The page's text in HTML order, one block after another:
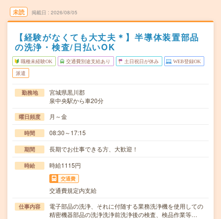
未読 掲載日 2026/08/05
【経験がなくても大丈夫＊】半導体装置部品
の洗浄・検査/日払いOK
職種未経験OK 交通費別途支給あり 土日祝日が休み WEB登録OK
派遣
勤務地
宮城県黒川郡
泉中央駅から車20分
曜日頻度 月～金
時間 08:30～17:15
期間 長期でお仕事できる方、大歓迎！
時給 時給1115円
交通費
交通費規定内支給
仕事内容
電子部品の洗浄、それに付随する業務洗浄機を使用しての
精密機器部品の洗浄洗浄前洗浄後の検査、検品作業等…